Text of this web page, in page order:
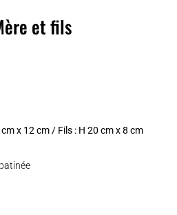
et fils
x 12 cm / Fils : H 20 cm x 8 cm